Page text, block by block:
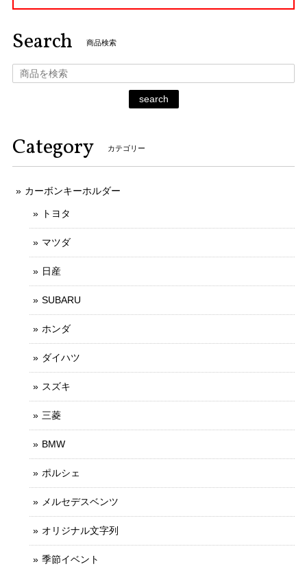
Search 商品検索
search
Category カテゴリー
カーボンキーホルダー
トヨタ
マツダ
日産
SUBARU
ホンダ
ダイハツ
スズキ
三菱
BMW
ポルシェ
メルセデスベンツ
オリジナル文字列
季節イベント